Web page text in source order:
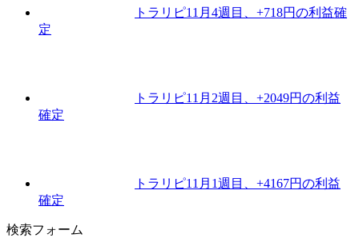
トラリピ11月4週目、+718円の利益確
定
トラリピ11月2週目、+2049円の利益
確定
トラリピ11月1週目、+4167円の利益
確定
検索フォーム